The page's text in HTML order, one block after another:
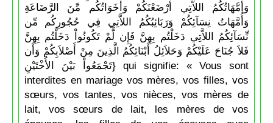
وَأُمَّهَاتُكُمُ اللاَّتِي أَرْضَعْنَكُمْ وَأَخَوَاتُكُم مِّنَ الرَّضَاعَةِ
وَأُمَّهَاتُ نِسَآئِكُمْ وَرَبَائِبُكُمُ اللاَّتِي فِي حُجُورِكُم مِّن
نِّسَآئِكُمُ اللاَّتِي دَخَلْتُم بِهِنَّ فَإِن لَّمْ تَكُونُواْ دَخَلْتُم بِهِنَّ
فَلاَ جُنَاحَ عَلَيْكُمْ وَحَلاَئِلُ أَبْنَائِكُمُ الَّذِينَ مِنْ أَصْلاَبِكُمْ وَأَن
تَجْمَعُواْ بَيْنَ الأُخْتَيْنِ} qui signifie: « Vous sont
interdites en mariage vos mères, vos filles, vos
sœurs, vos tantes, vos nièces, vos mères de
lait, vos sœurs de lait, les mères de vos